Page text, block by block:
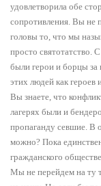
удовлетворила обе
сопротивления. Вы не
головы то, что мы
просто святотатство.
были герои и борцы за
этих людей как героев
Вы знаете, что
лагерях были и
пропаганду севшие. В
можно? Пока
гражданского
Мы не перейдем на ту